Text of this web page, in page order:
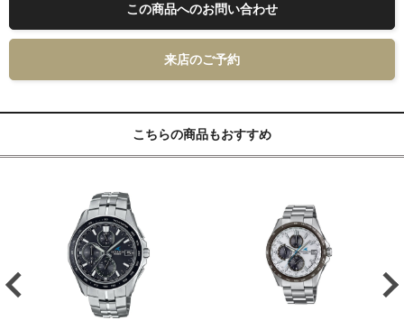
この商品へのお問い合わせ
来店のご予約
こちらの商品もおすすめ